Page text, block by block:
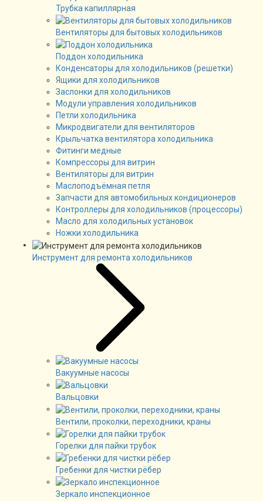
Трубка капиллярная
Вентиляторы для бытовых холодильников
Поддон холодильника
Конденсаторы для холодильников (решетки)
Ящики для холодильников
Заслонки для холодильников
Модули управления холодильников
Петли холодильника
Микродвигатели для вентиляторов
Крыльчатка вентилятора холодильника
Фитинги медные
Компрессоры для витрин
Вентиляторы для витрин
Маслоподъёмная петля
Запчасти для автомобильных кондиционеров
Контроллеры для холодильников (процессоры)
Масло для холодильных установок
Ножки холодильника
Инструмент для ремонта холодильников
Вакуумные насосы
Вальцовки
Вентили, проколки, переходники, краны
Горелки для пайки трубок
Гребенки для чистки рёбер
Зеркало инспекционное